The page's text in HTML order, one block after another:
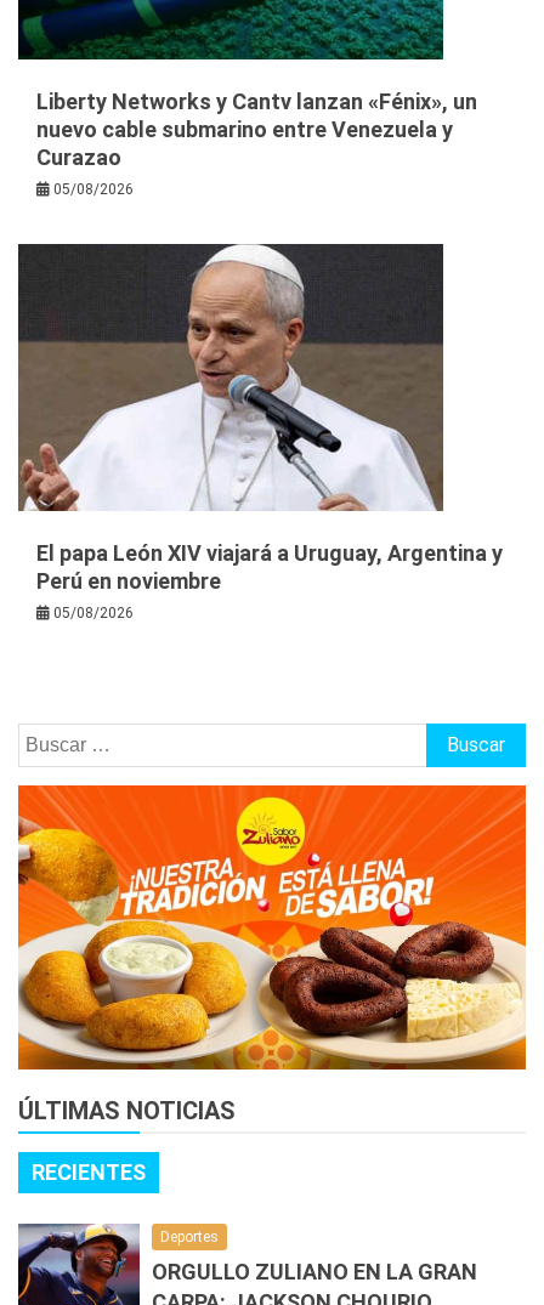
Liberty Networks y Cantv lanzan «Fénix», un
nuevo cable submarino entre Venezuela y
Curazao
05/08/2026
El papa León XIV viajará a Uruguay, Argentina y
Perú en noviembre
05/08/2026
Buscar:
ÚLTIMAS NOTICIAS
RECIENTES
Deportes
ORGULLO ZULIANO EN LA GRAN